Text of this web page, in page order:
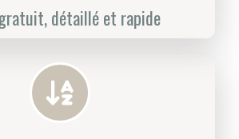
détaillé et rapide